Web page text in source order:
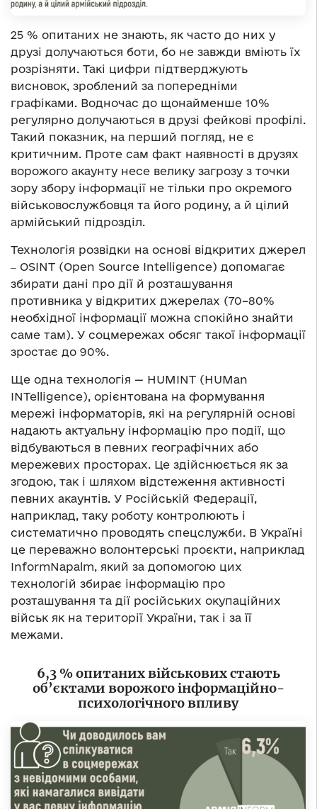
25 % опитаних не знають, як часто до них у
друзі долучаються боти, бо не завжди вміють їх
розрізняти. Такі цифри підтверджують
висновок, зроблений за попередніми
графіками. Водночас до щонайменше 10%
регулярно долучаються в друзі фейкові профілі.
Такий показник, на перший погляд, не є
критичним. Проте сам факт наявності в друзях
ворожого акаунту несе велику загрозу з точки
зору збору інформації не тільки про окремого
військовослужбовця та його родину, а й цілий
армійський підрозділ.
Технологія розвідки на основі відкритих джерел
‒ OSINT (Open Source Intelligence) допомагає
збирати дані про дії й розташування
противника у відкритих джерелах (70–80%
необхідної інформації можна спокійно знайти
саме там). У соцмережах обсяг такої інформації
зростає до 90%.
Ще одна технологія — HUMINT (HUMan
INTelligence), орієнтована на формування
мережі інформаторів, які на регулярній основі
надають актуальну інформацію про події, що
відбуваються в певних географічних або
мережевих просторах. Це здійснюється як за
згодою, так і шляхом відстеження активності
певних акаунтів. У Російській Федерації,
наприклад, таку роботу контролюють і
систематично проводять спецслужби. В Україні
це переважно волонтерські проєкти, наприклад
InformNapalm, який за допомогою цих
технологій збирає інформацію про
розташування та дії російських окупаційних
військ як на території України, так і за її
межами.
6,3 % опитаних військових стають
об’єктами ворожого інформаційно-
психологічного впливу